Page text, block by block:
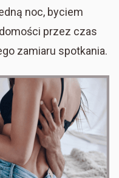
noc, byciem
przez czas
zamiaru spotkania.